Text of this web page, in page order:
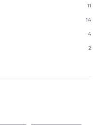
11
14
4
2